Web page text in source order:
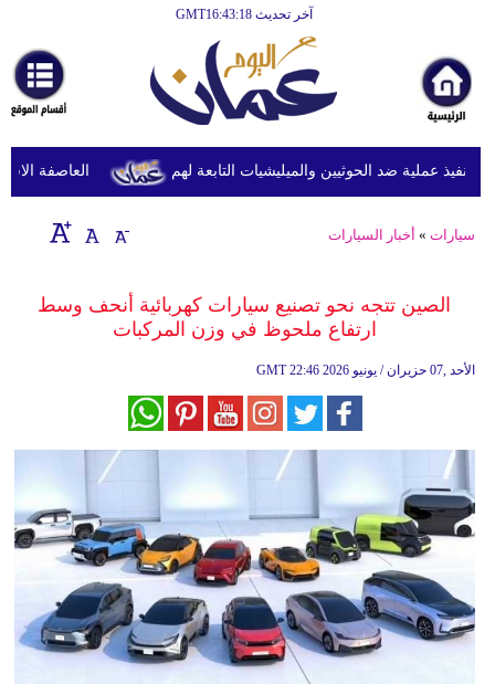
آخر تحديث GMT16:43:18
أخبارعاجلة
رياضة
ثقافة
إقتصاد
وموسيقى
وسفر
ديكور
إعلام
العاصفة عملية ضد الحوثيين والميليشيات التابعة لهم
سيارات » أخبار السيارات
الصين تتجه نحو تصنيع سيارات كهربائية أنحف وسط
ارتفاع ملحوظ في وزن المركبات
GMT 22:46 2026 الأحد ,07 حزيران / يونيو